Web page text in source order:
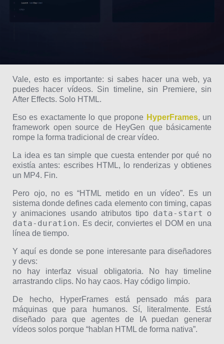
Vale, esto es importante: si sabes hacer una web, ya
puedes hacer vídeos. Sin timeline, sin Premiere, sin
After Effects. Solo HTML.
Eso es exactamente lo que propone HyperFrames, un
framework open source de HeyGen que básicamente
rompe la forma tradicional de crear vídeo.
La idea es tan simple que cuesta entender por qué no
existía antes: escribes HTML, lo renderizas y obtienes
un MP4. Fin.
Pero ojo, no es “HTML metido en un vídeo”. Es un
sistema donde defines cada elemento con timing, capas
y animaciones usando atributos tipo data-start o
data-duration. Es decir, conviertes el DOM en una
línea de tiempo.
Y aquí es donde se pone interesante para diseñadores
y devs:
no hay interfaz visual obligatoria. No hay timeline
arrastrando clips. No hay caos. Hay código limpio.
De hecho, HyperFrames está pensado más para
máquinas que para humanos. Sí, literalmente. Está
diseñado para que agentes de IA puedan generar
vídeos solos porque “hablan HTML de forma nativa”.